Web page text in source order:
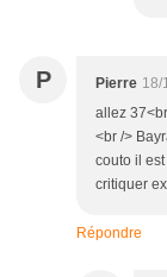
P Pierre 18/
allez
<br />
couto il
critiquer
Répondre